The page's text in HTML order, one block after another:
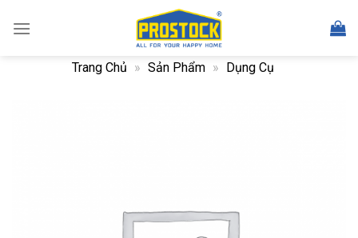
Trang Chủ » Sản Phẩm » Dụng Cụ